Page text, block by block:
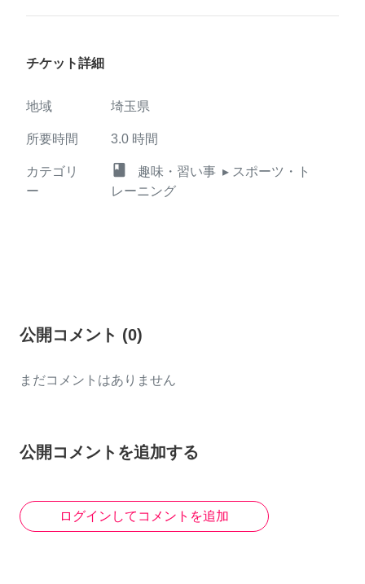
チケット詳細
地域 埼玉県
所要時間 3.0 時間
カテゴリ
ー
class 趣味・習い事 ▸ スポーツ・ト
レーニング
公開コメント (0)
まだコメントはありません
公開コメントを追加する
ログインしてコメントを追加